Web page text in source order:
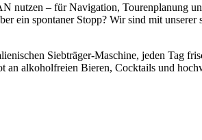
nutzen – für Navigation, Tourenplanung
ein spontaner Stopp? Wir sind mit
Siebträger-Maschine, jeden Tag
an alkoholfreien Bieren, Cocktails und